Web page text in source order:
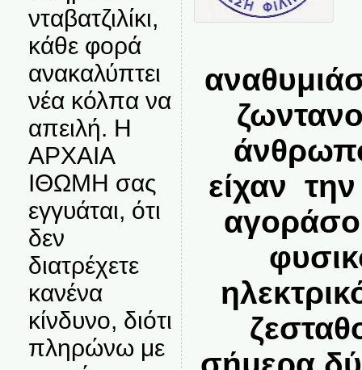
νταβατζιλίκι,
κάθε φορά
ανακαλύπτει
νέα κόλπα να
απειλή. Η
ΑΡΧΑΙΑ
ΙΘΩΜΗ σας
εγγυάται, ότι
δεν
διατρέχετε
κανένα
κίνδυνο, διότι
πληρώνω με
είχαν